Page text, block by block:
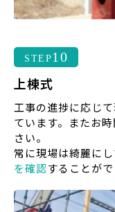
STEP10
上棟式
工事の進捗に応じ
ています。またお
さい。
常に現場は綺麗にし
を確認することがで